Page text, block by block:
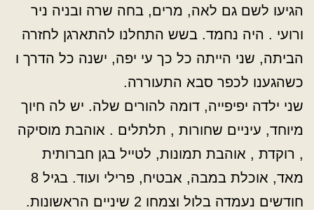
הגיעו לשם גם לאה, מרים, בחה שרה ובניה ניר
ורועי . היה נחמד. בשש התחלנו להתארגן לחזרה
הביתה, שני הייתה כל כך עי יפה, ישנה כל הדרך ו
כשהגענו לכפר סבא התעוררה.
שני ילדה יפיפייה, דומה להורים שלה. יש לה חיוך
מיוחד, עיניים שחורות , תלתלים . אוהבת מוסיקה
, רוקדת , אוהבת תמונות, לטייל בגן חברותית
מאד, אוכלת במבה, אבטיח, פרילי ועוד. בגיל 8
חודשים נעמדה בלול וצמחו 2 שיניים הראשונות.